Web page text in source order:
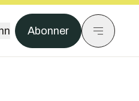
Abonner